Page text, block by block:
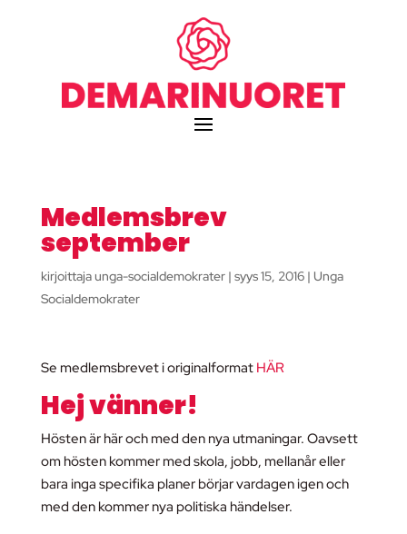
Medlemsbrev
september
kirjoittajaunga-socialdemokrater| syys 15, 2016| Unga
Socialdemokrater
Se medlemsbrevet i originalformat HÄR
Hej vänner!
Hösten är här och med den nya utmaningar. Oavsett
om hösten kommer med skola, jobb, mellanår eller
bara inga specifika planer börjar vardagen igen och
med den kommer nya politiska händelser.